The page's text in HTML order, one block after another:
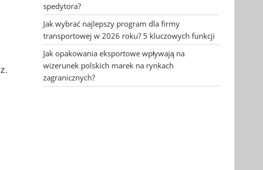
spedytora?
Jak wybrać najlepszy program dla firmy
transportowej w 2026 roku? 5 kluczowych funkcji
Jak opakowania eksportowe wpływają na
wizerunek polskich marek na rynkach
zagranicznych?